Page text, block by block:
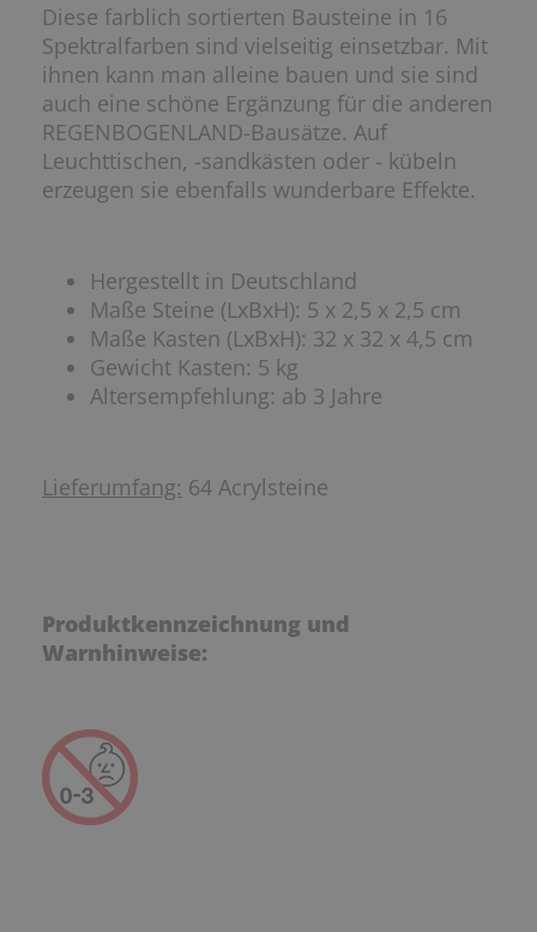
Diese farblich sortierten Bausteine in 16
Spektralfarben sind vielseitig einsetzbar. Mit
ihnen kann man alleine bauen und sie sind
auch eine schöne Ergänzung für die anderen
REGENBOGENLAND-Bausätze. Auf
Leuchttischen, -sandkästen oder - kübeln
erzeugen sie ebenfalls wunderbare Effekte.
Hergestellt in Deutschland
Maße Steine (LxBxH): 5 x 2,5 x 2,5 cm
Maße Kasten (LxBxH): 32 x 32 x 4,5 cm
Gewicht Kasten: 5 kg
Altersempfehlung: ab 3 Jahre
Lieferumfang: 64 Acrylsteine
Produktkennzeichnung und
Warnhinweise: